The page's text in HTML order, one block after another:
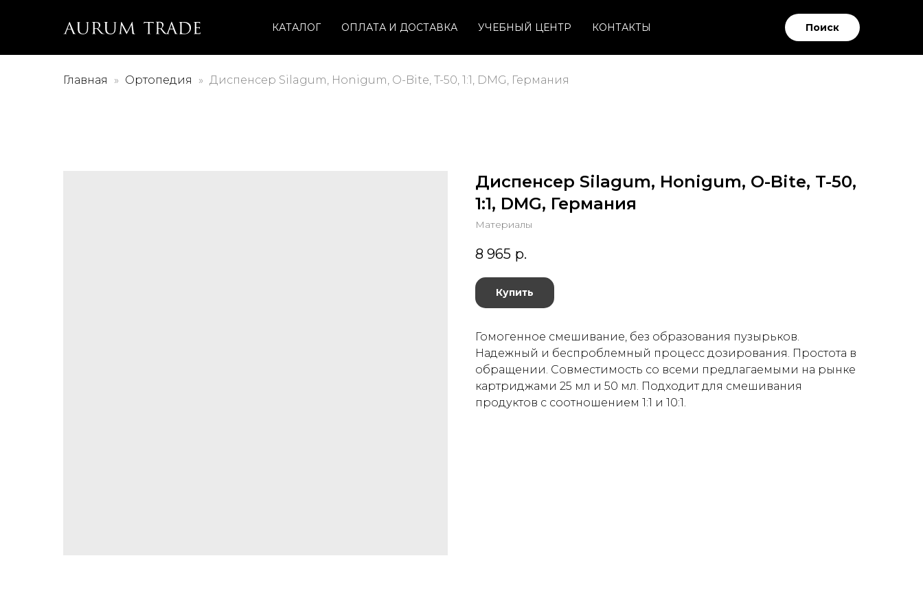
КАТАЛОГ ОПЛАТА И ДОСТАВКА УЧЕБНЫЙ ЦЕНТР КОНТАКТЫ Поиск
Главная Ортопедия Диспенсер Silagum, Honigum, O-Bite, T-50, 1:1, DMG, Германия
Диспенсер Silagum, Honigum, O-Bite, T-50,
1:1, DMG, Германия
Материалы
8 965 р.
Купить
Гомогенное смешивание, без образования пузырьков.
Надежный и беспроблемный процесс дозирования. Простота в
обращении. Совместимость со всеми предлагаемыми на рынке
картриджами 25 мл и 50 мл. Подходит для смешивания
продуктов с соотношением 1:1 и 10:1.